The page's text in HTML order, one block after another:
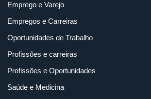
Emprego e Varejo
Empregos e Carreiras
Oportunidades de Trabalho
Profissões e carreiras
Profissões e Oportunidades
Saúde e Medicina